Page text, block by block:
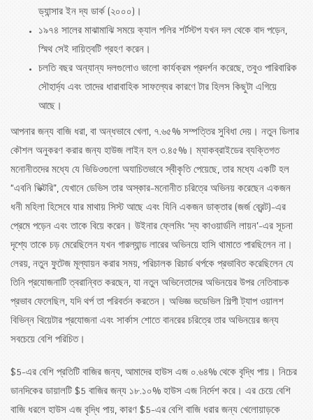
ড্যান্সার ইন দ্য ডার্ক (২০০০)।
১৯৭৪ সালের মাঝামাঝি সময়ে ক্যাল পলির শর্টস্টপ যখন দল থেকে বাদ পড়েন,
স্মিথ সেই দায়িত্বটি গ্রহণ করেন।
চলতি বছর অন্যান্য দলগুলোও ভালো কার্যক্রম প্রদর্শন করেছে, তবুও পারিবারিক
সৌহার্দ্য এবং তাদের ধারাবাহিক সাফল্যের কারণে টার হিলস কিছুটা এগিয়ে
আছে।
আপনার জন্য বাজি ধরা, বা অন্ধভাবে খেলা, ৭.৬৫% সম্পত্তির সুবিধা দেয়। নতুন ডিলার
কৌশল অনুকরণ করার জন্য হাউজ লাইন হল ৩.৪৫%। ম্যাকব্রাইডের ব্যক্তিগত
মনোনীতদের মধ্যে যে ভিডিওগুলো অযাচিতভাবে স্বীকৃতি পেয়েছে, তার মধ্যে একটি হল
“এবনি ভিক্টরি”, যেখানে ডেভিস তার অস্কার-মনোনীত চরিত্রে অভিনয় করেছেন একজন
ধনী মহিলা হিসেবে যার মাথায় সিস্ট আছে এবং যিনি একজন ডাক্তার (জর্জ ব্রেন্ট)-এর
প্রেমে পড়েন এবং তাকে বিয়ে করেন। উইনার ফ্লেমিং ‘দ্য কাওয়ার্ডলি লায়ন’-এর সূচনা
দৃশ্যে তাকে চড় মেরেছিলেন যখন গারল্যান্ড লারের অভিনয়ে হাসি থামাতে পারছিলেন না।
লেরয়, নতুন ফুটেজ মূল্যায়ন করার সময়, পরিচালক রিচার্ড থর্পকে প্রভাবিত করেছিলেন যে
তিনি প্রযোজনাটি ত্বরান্বিত করছেন, যা নতুন অভিনেতাদের অভিনয়ের উপর নেতিবাচক
প্রভাব ফেলেছিল, যদি থর্প তা পরিবর্তন করতেন। অভিজ্ঞ ভডেভিল শিল্পী ট্যাপ ওয়ালশ
বিভিন্ন থিয়েটার প্রযোজনা এবং সার্কাস শোতে বানরের চরিত্রে তার অভিনয়ের জন্য
সবচেয়ে বেশি পরিচিত।
$5-এর বেশি প্রতিটি বাজির জন্য, আমাদের হাউস এজ ০.৬৪% থেকে বৃদ্ধি পায়। নিচের
ডানদিকের ডায়ালটি $5 বাজির জন্য ১৮.১০% হাউস এজ নির্দেশ করে। এর চেয়ে বেশি
বাজি ধরলে হাউস এজ বৃদ্ধি পায়, কারণ $5-এর বেশি বাজি ধরার জন্য খেলোয়াড়কে